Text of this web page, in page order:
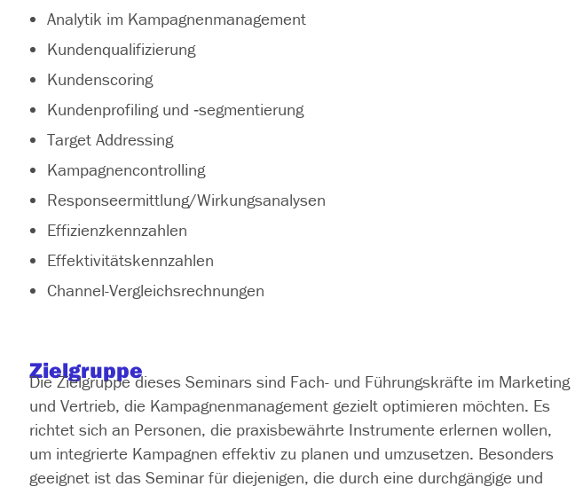
Analytik im Kampagnenmanagement
Kundenqualifizierung
Kundenscoring
Kundenprofiling und ‑segmentierung
Target Addressing
Kampagnencontrolling
Responseermittlung/Wirkungsanalysen
Effizienzkennzahlen
Effektivitätskennzahlen
Channel-Vergleichsrechnungen
Zielgruppe
Die Zielgruppe dieses Seminars sind Fach- und Führungskräfte im Marketing
und Vertrieb, die Kampagnenmanagement gezielt optimieren möchten. Es
richtet sich an Personen, die praxisbewährte Instrumente erlernen wollen,
um integrierte Kampagnen effektiv zu planen und umzusetzen. Besonders
geeignet ist das Seminar für diejenigen, die durch eine durchgängige und